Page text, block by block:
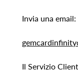
Invia una email:
Il Servizio